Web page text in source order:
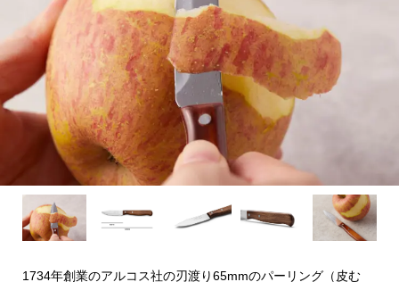
1734年創業のアルコス社の刃渡り65mmのパーリング（皮む